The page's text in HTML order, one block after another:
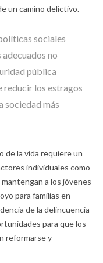
un camino delictivo.
sociales
no
pública
reducir los estragos
sociedad más
de la vida requiere un
individuales como
a los jóvenes
para familias en
de la delincuencia
para que los
reformarse y